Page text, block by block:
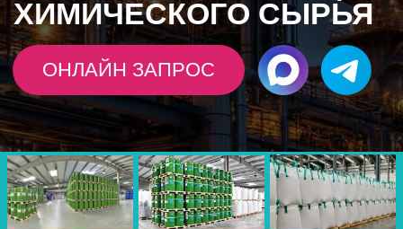
ОПТОВЫЕПОСТАВКИ ХИМИЧЕСКОЙ
ПРОДУКЦИИ. СУММА МИНИМАЛЬНОЙ
ОТГРУЗКИ ОТ 50 000 РУБ